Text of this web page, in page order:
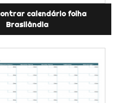
calendário folha
Brasilândia